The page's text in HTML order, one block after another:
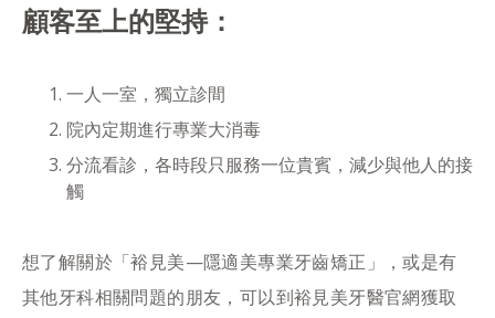
顧客至上的堅持：
一人一室，獨立診間
院內定期進行專業大消毒
分流看診，各時段只服務一位貴賓，減少與他人的接
觸
想了解關於「裕見美—隱適美專業牙齒矯正」，或是有
其他牙科相關問題的朋友，可以到裕見美牙醫官網獲取